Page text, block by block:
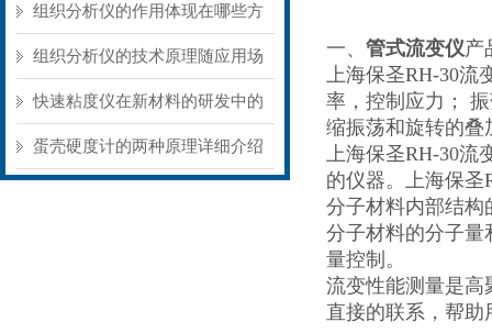
护方式
组织分析仪的作用体现在哪些方
面？
组织分析仪的技术原理随应用场
景不同存在明显差异
快速粘度仪在新材料的研发中的
应用
蛋壳硬度计的两种原理详细介绍
一、 管式流变仪产
上海保圣RH-30流
率，控制应力；
缩振荡和旋转的叠
上海保圣RH-30流
的仪器。上海保
分子材料内部结构
分子材料的分子量
量控制。
流变性能测量是高
直接的联系，帮